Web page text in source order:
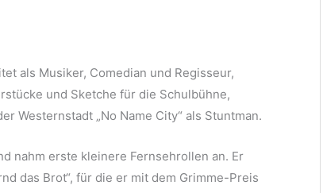
als Musiker, Comedian und Regisseur,
und Sketche für die Schulbühne,
Westernstadt „No Name City“ als Stuntman.
nahm erste kleinere Fernsehrollen an. Er
das Brot“, für die er mit dem Grimme-Preis